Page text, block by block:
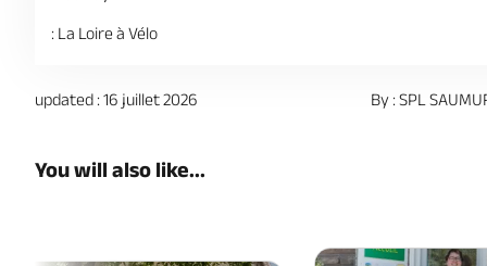
: La Loire à Vélo
updated : 16 juillet 2026 By : SPL
You will also like...